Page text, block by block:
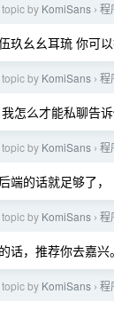
by KomiSans › 程
玖幺幺耳琉 你可
by KomiSans › 程
怎么才能私聊告
by KomiSans › 程
端的话就足够了
by KomiSans › 程
话，推荐你去嘉兴
by KomiSans › 程